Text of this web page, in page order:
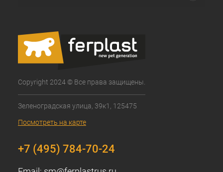
Copyright 2024 © Все права защищены.
Зеленоградская улица, 39к1, 125475
Посмотреть на карте
+7 (495) 784-70-24